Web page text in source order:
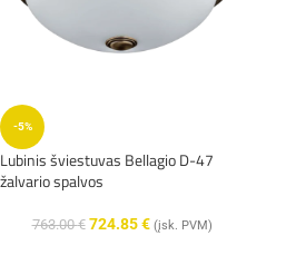
-5%
Lubinis šviestuvas Bellagio D-47
žalvario spalvos
763.00€ 724.85€ (įsk. PVM)